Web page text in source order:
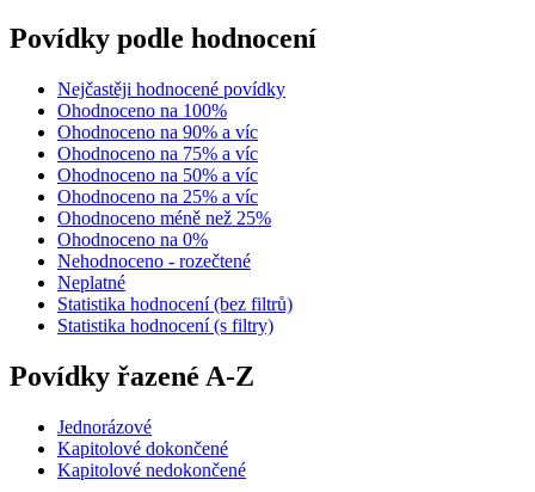
Povídky podle hodnocení
Nejčastěji hodnocené povídky
Ohodnoceno na 100%
Ohodnoceno na 90% a víc
Ohodnoceno na 75% a víc
Ohodnoceno na 50% a víc
Ohodnoceno na 25% a víc
Ohodnoceno méně než 25%
Ohodnoceno na 0%
Nehodnoceno - rozečtené
Neplatné
Statistika hodnocení (bez filtrů)
Statistika hodnocení (s filtry)
Povídky řazené A-Z
Jednorázové
Kapitolové dokončené
Kapitolové nedokončené